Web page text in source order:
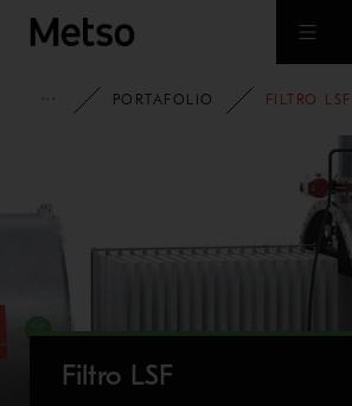
Ir al contenido principal
HOME
PORTAFOLIO FILTRO LSF
Filtro LSF